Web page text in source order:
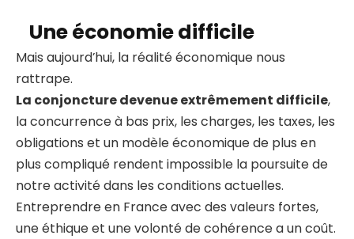
Une économie difficile
Mais aujourd’hui, la réalité économique nous
rattrape.
La conjoncture devenue extrêmement difficile,
la concurrence à bas prix, les charges, les taxes, les
obligations et un modèle économique de plus en
plus compliqué rendent impossible la poursuite de
notre activité dans les conditions actuelles.
Entreprendre en France avec des valeurs fortes,
une éthique et une volonté de cohérence a un coût.